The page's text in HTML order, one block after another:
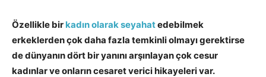
Özellikle bir kadın olarak seyahatedebilmek
erkeklerden çok daha fazla temkinli olmayı gerektirse
de dünyanın dört bir yanını arşınlayan çok cesur
kadınlar ve onların cesaret verici hikayeleri var.